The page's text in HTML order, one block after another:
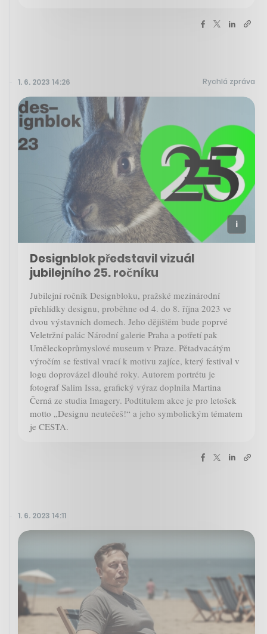
1. 6. 2023 14:26 Rychlá zpráva
Designblok představil vizuál
jubilejního 25. ročníku
Jubilejní ročník Designbloku, pražské mezinárodní
přehlídky designu, proběhne od 4. do 8. října 2023 ve
dvou výstavních domech. Jeho dějištěm bude poprvé
Veletržní palác Národní galerie Praha a potřetí pak
Uměleckoprůmyslové museum v Praze. Pětadvacátým
výročím se festival vrací k motivu zajíce, který festival v
logu doprovázel dlouhé roky. Autorem portrétu je
fotograf Salim Issa, grafický výraz doplnila Martina
Černá ze studia Imagery. Podtitulem akce je pro letošek
motto „Designu neutečeš!“ a jeho symbolickým tématem
je CESTA.
1. 6. 2023 14:11